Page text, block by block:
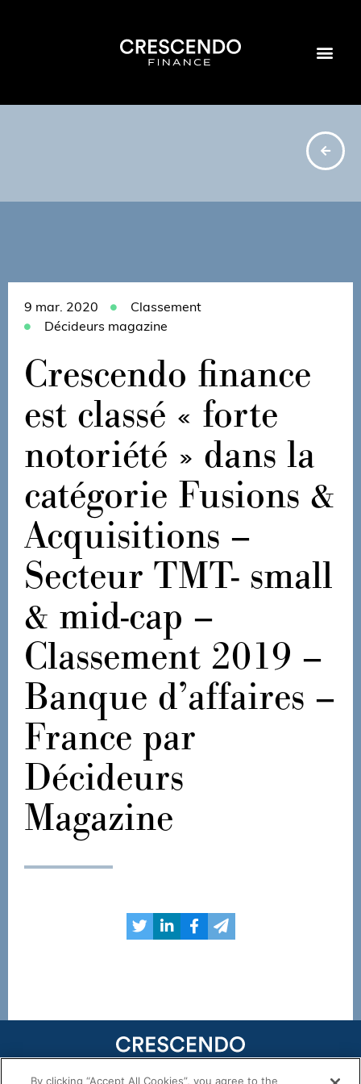
9 mar. 2020
Classement
Décideurs magazine
Crescendo finance
est classé « forte
notoriété » dans la
catégorie Fusions &
Acquisitions –
Secteur TMT- small
& mid-cap –
Classement 2019 –
Banque d’affaires –
France par
Décideurs
Magazine
By clicking “Accept All Cookies”, you agree to the